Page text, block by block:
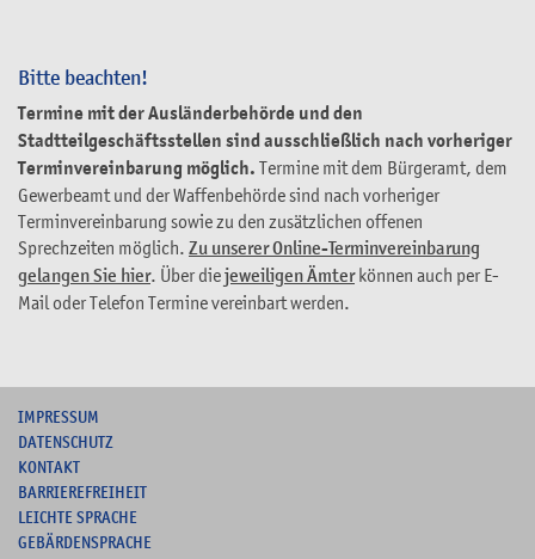
Bitte beachten!
Termine mit der Ausländerbehörde und den
Stadtteilgeschäftsstellen sind ausschließlich nach vorheriger
Terminvereinbarung möglich. Termine mit dem Bürgeramt, dem
Gewerbeamt und der Waffenbehörde sind nach vorheriger
Terminvereinbarung sowie zu den zusätzlichen offenen
Sprechzeiten möglich. Zu unserer Online-Terminvereinbarung
gelangen Sie hier. Über diejeweiligen Ämterkönnen auch per E-
Mail oder Telefon Termine vereinbart werden.
IMPRESSUM
DATENSCHUTZ
KONTAKT
BARRIEREFREIHEIT
LEICHTE SPRACHE
GEBÄRDENSPRACHE